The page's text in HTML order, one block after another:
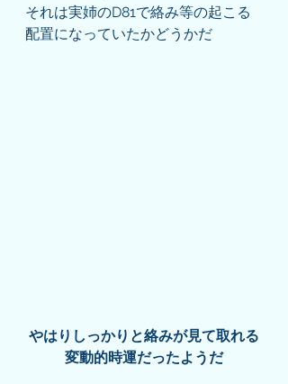
それは実姉のD81で絡み等の起こる
配置になっていたかどうかだ
やはりしっかりと絡みが見て取れる
変動的時運だったようだ